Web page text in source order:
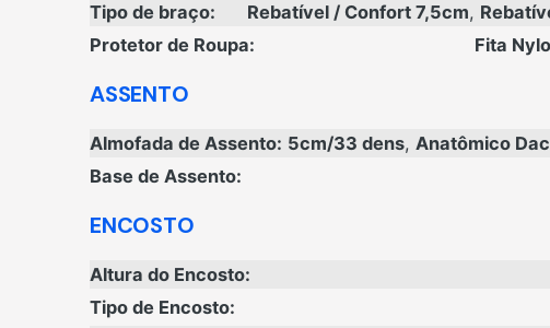
Tipo de braço: Rebatível / Confort 7,5cm,
Protetor de Roupa:
Fita
ASSENTO
Almofada de Assento: 5cm/33 dens, Anatômico
Base de Assento:
ENCOSTO
Altura do Encosto:
Tipo de Encosto: